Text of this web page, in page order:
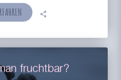
🗣
fruchtbar?